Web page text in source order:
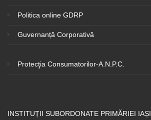
Politica online GDRP
Guvernanță Corporativă
Protecţia Consumatorilor-A.N.P.C.
INSTITUȚII SUBORDONATE PRIMĂRIEI IAȘI